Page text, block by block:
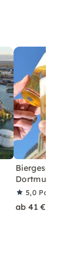
Dortmund
5,0
ab 41 €